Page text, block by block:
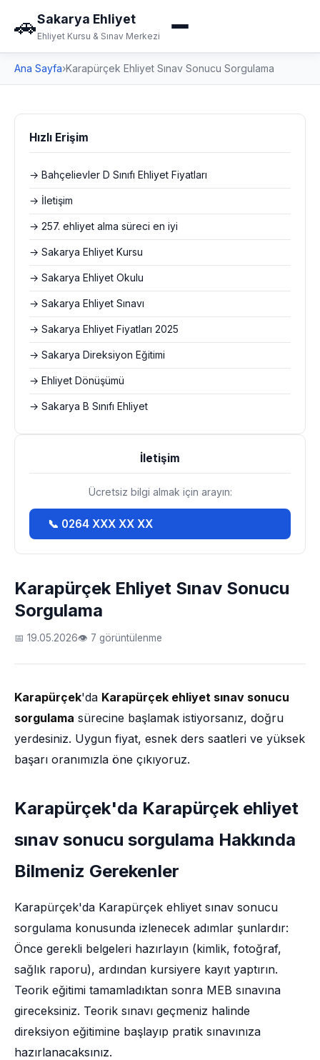
🚗Sakarya Ehliyet
Ehliyet Kursu & Sınav Merkezi
Ana Sayfa›Karapürçek Ehliyet Sınav Sonucu Sorgulama
Karapürçek Ehliyet Sınav Sonucu
Sorgulama
📅 19.05.2026👁 7 görüntülenme
Karapürçek'da Karapürçek ehliyet sınav sonucu
sorgulama sürecine başlamak istiyorsanız, doğru
yerdesiniz. Uygun fiyat, esnek ders saatleri ve yüksek
başarı oranımızla öne çıkıyoruz.
Karapürçek'da Karapürçek ehliyet
sınav sonucu sorgulama Hakkında
Bilmeniz Gerekenler
Karapürçek'da Karapürçek ehliyet sınav sonucu
sorgulama konusunda izlenecek adımlar şunlardır:
Önce gerekli belgeleri hazırlayın (kimlik, fotoğraf,
sağlık raporu), ardından kursiyere kayıt yaptırın.
Teorik eğitimi tamamladıktan sonra MEB sınavına
gireceksiniz. Teorik sınavı geçmeniz halinde
direksiyon eğitimine başlayıp pratik sınavınıza
hazırlanacaksınız.
Hızlı Erişim
→ Bahçelievler D Sınıfı Ehliyet Fiyatları
→ İletişim
→ 257. ehliyet alma süreci en iyi
→ Sakarya Ehliyet Kursu
→ Sakarya Ehliyet Okulu
→ Sakarya Ehliyet Sınavı
→ Sakarya Ehliyet Fiyatları 2025
→ Sakarya Direksiyon Eğitimi
→ Ehliyet Dönüşümü
→ Sakarya B Sınıfı Ehliyet
İletişim
Ücretsiz bilgi almak için arayın:
📞 0264 XXX XX XX